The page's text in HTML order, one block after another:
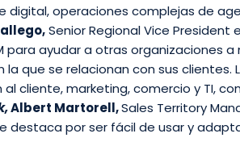
digital, operaciones complejas de
Senior Regional Vice President
para ayudar a otras organizaciones
que se relacionan con sus clientes.
cliente, marketing, comercio y TI,
Albert Martorell,Sales Territory
destaca por ser fácil de usar y